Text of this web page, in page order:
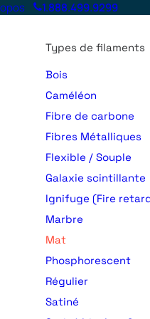
1.888.499.9299
Types de filaments
Bois
Caméléon
Fibre de carbone
Fibres Métalliques
Flexible / Souple
Galaxie scintillante
Ignifuge (Fire
Marbre
Mat
Phosphorescent
Régulier
Satiné